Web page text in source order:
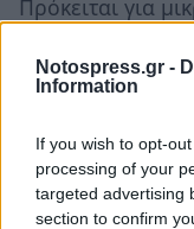
Notospress.gr -
Information
If you wish to opt-
processing of your
targeted advertising
section to confirm
Πρόκειται για
Έχει ήδη
έκκληση προς
την 35χρονη